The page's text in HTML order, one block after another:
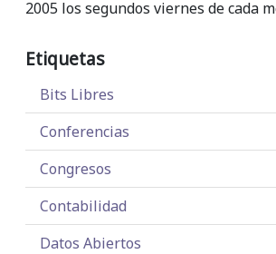
2005 los segundos viernes de cada
Etiquetas
Bits Libres
Conferencias
Congresos
Contabilidad
Datos Abiertos